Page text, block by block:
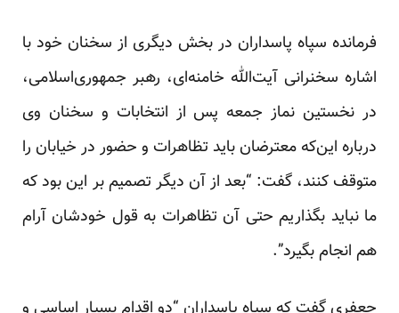
فرمانده سپاه پاسداران در بخش دیگری از سخنان خود با
اشاره سخنرانی آیت‌الله خامنه‌ای، رهبر جمهوری‌اسلامی،
در نخستین نماز جمعه پس از انتخابات و سخنان وی
درباره این‌که معترضان باید تظاهرات و حضور در خیابان را
متوقف کنند، گفت: “بعد از آن دیگر تصمیم بر این بود که
ما نباید بگذاریم حتی آن تظاهرات به قول خودشان آرام
هم انجام بگیرد”.